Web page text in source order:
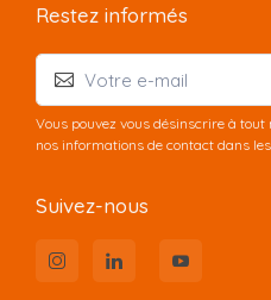
Restez informés
Vous pouvez vous désinscrire à
nos informations de contact dans
Suivez-nous